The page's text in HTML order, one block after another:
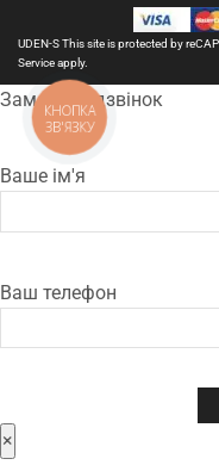
UDEN-S This site is protected by
Serviceapply.
Замовити дзвінок
Ваше ім'я
Ваш телефон
×
КНОПКА
ЗВ'ЯЗКУ